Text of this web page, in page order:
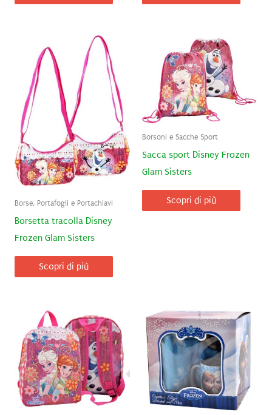
Borse, Portafogli e Portachiavi
Borsetta tracolla Disney
Frozen Glam Sisters
Scopri di più
Borsoni e Sacche Sport
Sacca sport Disney Frozen
Glam Sisters
Scopri di più